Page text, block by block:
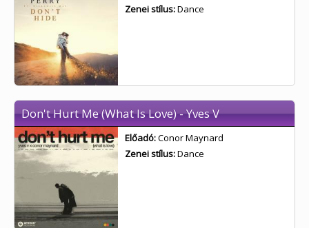
Zenei stílus:Dance
Don't Hurt Me (What Is Love) - Yves V
Előadó:Conor Maynard
Zenei stílus:Dance